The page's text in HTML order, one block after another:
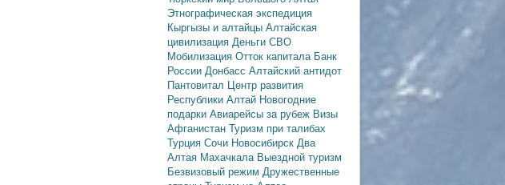
Этнографическая экспедиция
Кыргызы и алтайцы Алтайская
цивилизация Деньги СВО
Мобилизация Отток капитала Банк
России Донбасс Алтайский антидот
Пантовитал Центр развития
Республики Алтай Новогодние
подарки Авиарейсы за рубеж Визы
Афганистан Туризм при талибах
Турция Сочи Новосибирск Два
Алтая Махачкала Выездной туризм
Безвизовый режим Дружественные